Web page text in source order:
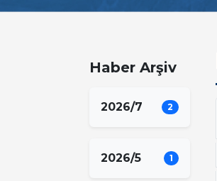
Haber Arşiv
2026/7 2
2026/5 1